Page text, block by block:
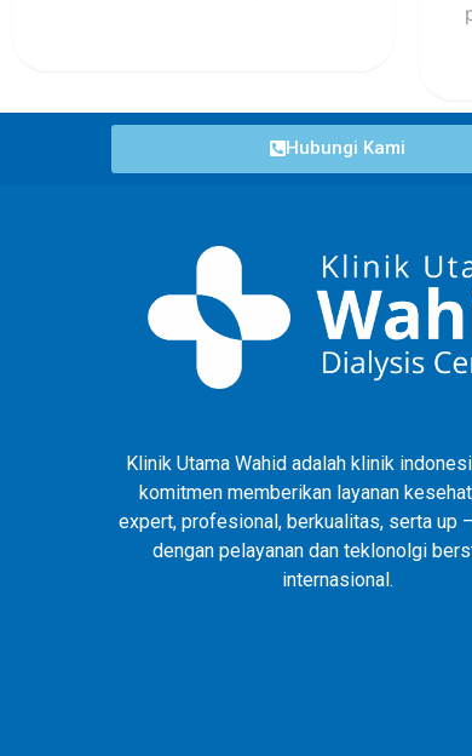
Hubungi Kami
Klinik Utama Wahid adalah klinik
komitmen memberikan layanan
expert, profesional, berkualitas, serta up
dengan pelayanan dan teklonolgi
internasional.